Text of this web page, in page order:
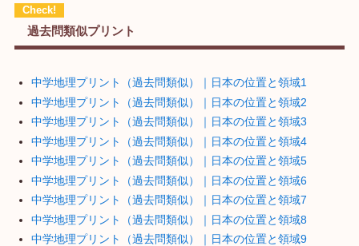
過去問類似プリント
中学地理プリント（過去問類似）｜日本の位置と領域1
中学地理プリント（過去問類似）｜日本の位置と領域2
中学地理プリント（過去問類似）｜日本の位置と領域3
中学地理プリント（過去問類似）｜日本の位置と領域4
中学地理プリント（過去問類似）｜日本の位置と領域5
中学地理プリント（過去問類似）｜日本の位置と領域6
中学地理プリント（過去問類似）｜日本の位置と領域7
中学地理プリント（過去問類似）｜日本の位置と領域8
中学地理プリント（過去問類似）｜日本の位置と領域9